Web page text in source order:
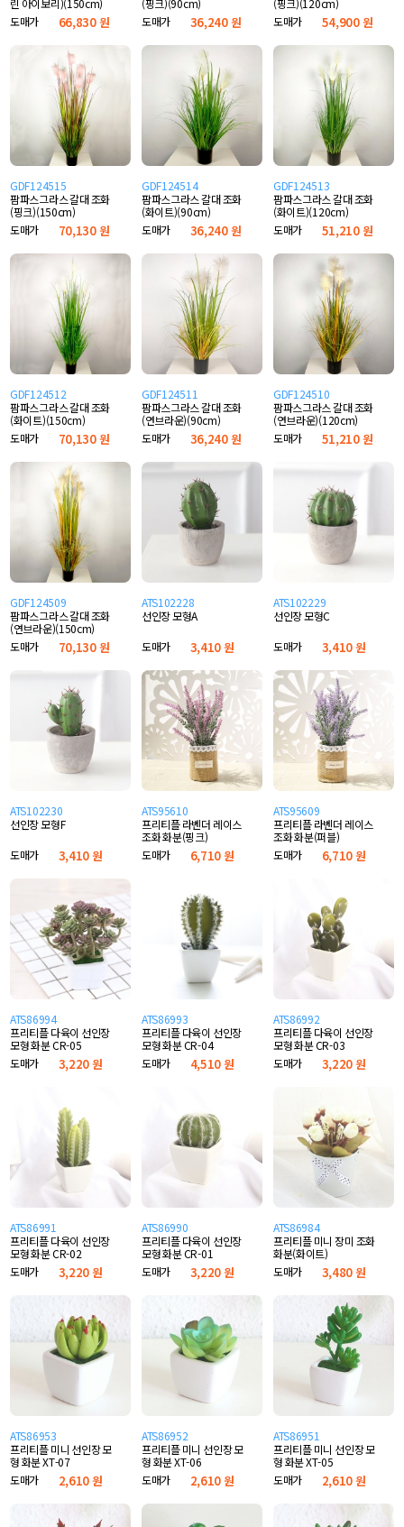
린 아이보리)(150cm)
도매가
66,830 원
(핑크)(90cm)
도매가
36,240 원
(핑크)(120cm)
도매가
54,900 원
GDF124515
팜파스그라스 갈대 조화
(핑크)(150cm)
도매가
70,130 원
GDF124514
팜파스그라스 갈대 조화
(화이트)(90cm)
도매가
36,240 원
GDF124513
팜파스그라스 갈대 조화
(화이트)(120cm)
도매가
51,210 원
GDF124512
팜파스그라스 갈대 조화
(화이트)(150cm)
도매가
70,130 원
GDF124511
팜파스그라스 갈대 조화
(연브라운)(90cm)
도매가
36,240 원
GDF124510
팜파스그라스 갈대 조화
(연브라운)(120cm)
도매가
51,210 원
GDF124509
팜파스그라스 갈대 조화
(연브라운)(150cm)
도매가
70,130 원
ATS102228
선인장 모형A
도매가
3,410 원
ATS102229
선인장 모형C
도매가
3,410 원
ATS102230
선인장 모형F
도매가
3,410 원
ATS95610
프리티플 라벤더 레이스
조화 화분(핑크)
도매가
6,710 원
ATS95609
프리티플 라벤더 레이스
조화 화분(퍼블)
도매가
6,710 원
ATS86994
프리티플 다육이 선인장
모형 화분 CR-05
도매가
3,220 원
ATS86993
프리티플 다육이 선인장
모형 화분 CR-04
도매가
4,510 원
ATS86992
프리티플 다육이 선인장
모형 화분 CR-03
도매가
3,220 원
ATS86991
프리티플 다육이 선인장
모형 화분 CR-02
도매가
3,220 원
ATS86990
프리티플 다육이 선인장
모형 화분 CR-01
도매가
3,220 원
ATS86984
프리티플 미니 장미 조화
화분(화이트)
도매가
3,480 원
ATS86953
프리티플 미니 선인장 모
형 화분 XT-07
도매가
2,610 원
ATS86952
프리티플 미니 선인장 모
형 화분 XT-06
도매가
2,610 원
ATS86951
프리티플 미니 선인장 모
형 화분 XT-05
도매가
2,610 원